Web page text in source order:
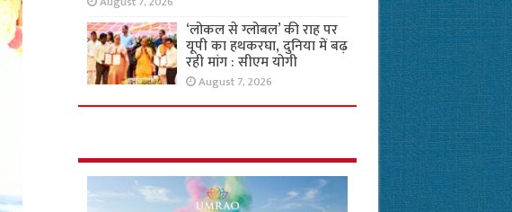
‘लोकल से ग्लोबल’ की राह पर
यूपी का हथकरघा, दुनिया में बढ़
रही मांग : सीएम योगी
August 7, 2026